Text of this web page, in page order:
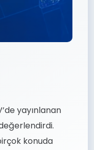
yayınlanan
konuda